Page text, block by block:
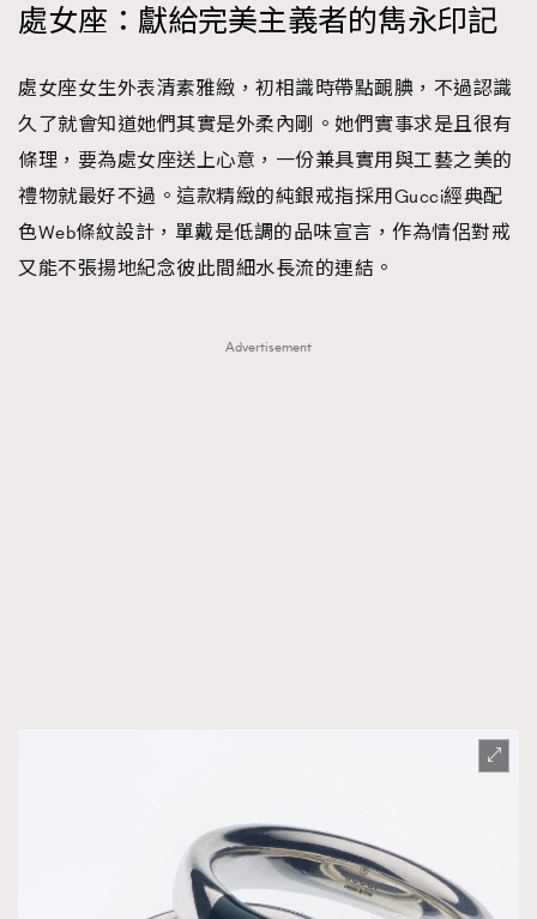
處女座：獻給完美主義者的雋永印記
處女座女生外表清素雅緻，初相識時帶點靦腆，不過認識
久了就會知道她們其實是外柔內剛。她們實事求是且很有
條理，要為處女座送上心意，一份兼具實用與工藝之美的
禮物就最好不過。這款精緻的純銀戒指採用Gucci經典配
色Web條紋設計，單戴是低調的品味宣言，作為情侶對戒
又能不張揚地紀念彼此間細水長流的連結。
Advertisement